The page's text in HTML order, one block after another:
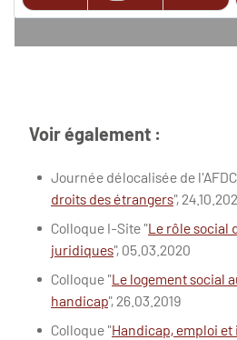
Voir également :
Journée délocalisée de
droits des étrangers",
Colloque I-Site "Le rôle social
juridiques", 05.03.2020
Colloque "Le logement social
handicap", 26.03.2019
Colloque "Handicap, emploi